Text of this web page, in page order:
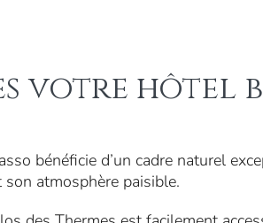
votre hôtel
bénéficie d’un cadre naturel
atmosphère paisible.